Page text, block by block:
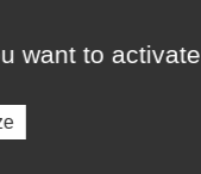
want to activate